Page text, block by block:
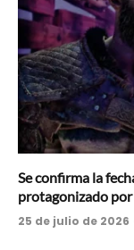
Se confirma la
protagonizado
25 de julio de 2026